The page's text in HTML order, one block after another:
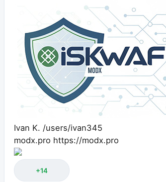
Ivan K. /users/ivan345
modx.pro https://modx.pro
+14